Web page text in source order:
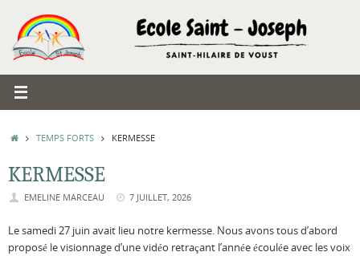
contenu
ACCUEIL
TEMPS FORTS KERMESSE
KERMESSE
EMELINE MARCEAU 7 JUILLET, 2026
Le samedi 27 juin avait lieu notre kermesse. Nous avons tous d’abord
proposé le visionnage d’une vidéo retraçant l’année écoulée avec les voix